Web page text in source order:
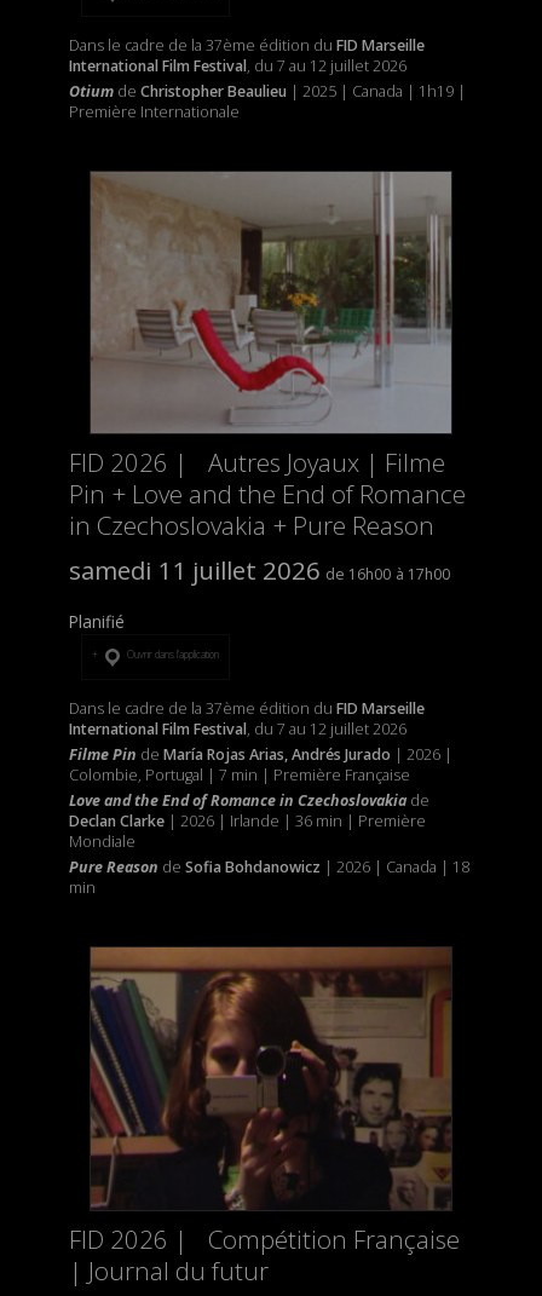
Dans le cadre de la 37ème édition du FID Marseille
International Film Festival, du 7 au 12 juillet 2026
Otiumde Christopher Beaulieu | 2025 | Canada | 1h19 |
Première Internationale
FID 2026 | Autres Joyaux | Filme
Pin + Love and the End of Romance
in Czechoslovakia + Pure Reason
samedi 11 juillet 2026
16h00 17h00
Planifié
Ouvrir dans l’application
Dans le cadre de la 37ème édition du FID Marseille
International Film Festival, du 7 au 12 juillet 2026
Filme Pin de María Rojas Arias, Andrés Jurado | 2026 |
Colombie, Portugal | 7 min | Première Française
Love and the End of Romance in Czechoslovakiade
Declan Clarke| 2026 | Irlande | 36 min | Première
Mondiale
Pure Reason de Sofia Bohdanowicz | 2026 | Canada | 18
min
FID 2026 | Compétition Française
| Journal du futur